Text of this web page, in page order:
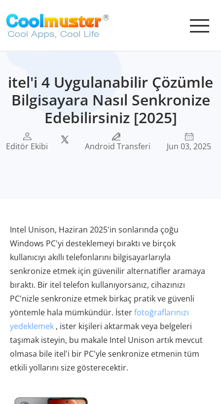
itel'i 4 Uygulanabilir Çözümle
Bilgisayara Nasıl Senkronize
Edebilirsiniz [2025]
Editör Ekibi Android Transferi Jun 03, 2025
Intel Unison, Haziran 2025'in sonlarında çoğu
Windows PC'yi desteklemeyi bıraktı ve birçok
kullanıcıyı akıllı telefonlarını bilgisayarlarıyla
senkronize etmek için güvenilir alternatifler aramaya
bıraktı. Bir itel telefon kullanıyorsanız, cihazınızı
PC'nizle senkronize etmek birkaç pratik ve güvenli
yöntemle hala mümkündür. İsterfotoğraflarınızı
yedeklemek , ister kişileri aktarmak veya belgeleri
taşımak isteyin, bu makale Intel Unison artık mevcut
olmasa bile itel'i bir PC'yle senkronize etmenin tüm
etkili yollarını size gösterecektir.